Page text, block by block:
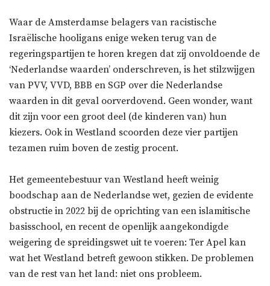
Waar de Amsterdamse belagers van racistische
Israëlische hooligans enige weken terug van de
regeringspartijen te horen kregen dat zij onvoldoende de
‘Nederlandse waarden’ onderschreven, is het stilzwijgen
van PVV, VVD, BBB en SGP over die Nederlandse
waarden in dit geval oorverdovend. Geen wonder, want
dit zijn voor een groot deel (de kinderen van) hun
kiezers. Ook in Westland scoorden deze vier partijen
tezamen ruim boven de zestig procent.
Het gemeentebestuur van Westland heeft weinig
boodschap aan de Nederlandse wet, gezien de evidente
obstructie in 2022 bij de oprichting van een islamitische
basisschool, en recent de openlijk aangekondigde
weigering de spreidingswet uit te voeren: Ter Apel kan
wat het Westland betreft gewoon stikken. De problemen
van de rest van het land: niet ons probleem.